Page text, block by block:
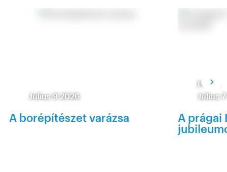
Július 9 2026
A borépítészet varázsa
Prága
Július
A prágai